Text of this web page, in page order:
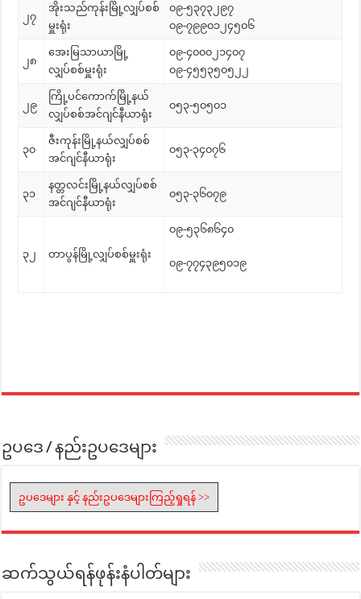
၂၇
အိုးသည်ကုန်းမြို့လျှပ်စစ်
မှူးရုံး
၀၉-၅၃၇၃၂၉၇
၀၉-၇၉၉၀၁၂၄၅၀၆
၂၈
အေးမြသာယာမြို့
လျှပ်စစ်မှူးရုံး
၀၉-၄၀၀၀၂၁၄၀၇
၀၉-၄၅၅၃၅၀၅၂၂
၂၉
ကြို့ပင်ကောက်မြို့နယ်
လျှပ်စစ်အင်ဂျင်နီယာရုံး
၀၅၃-၅၀၅၀၁
၃၀
ဇီးကုန်းမြို့နယ်လျှပ်စစ်
အင်ဂျင်နီယာရုံး
၀၅၃-၃၄၀၇၆
၃၁
နတ္တလင်းမြို့နယ်လျှပ်စစ်
အင်ဂျင်နီယာရုံး
၀၅၃-၃၆၀၇၉
၃၂ တာပွန်မြို့လျှပ်စစ်မှူးရုံး
၀၉-၅၃၆၈၆၄၀
၀၉-၇၇၄၃၉၅၀၁၉
ဥပဒေ / နည်းဥပဒေများ
ဥပဒေများ နှင့် နည်းဥပဒေများကြည့်ရှုရန် >>
ဆက်သွယ်ရန်ဖုန်းနံပါတ်များ